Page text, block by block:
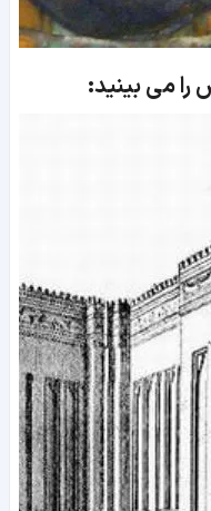
را می بینید: